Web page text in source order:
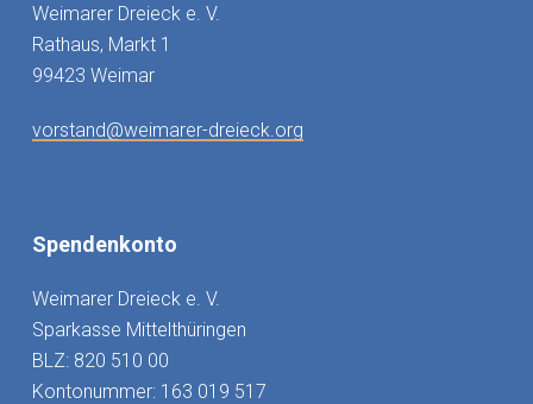
Weimarer Dreieck e. V.
Rathaus, Markt 1
99423 Weimar
vorstand@weimarer-dreieck.org
Spendenkonto
Weimarer Dreieck e. V.
Sparkasse Mittelthüringen
BLZ: 820 510 00
Kontonummer: 163 019 517